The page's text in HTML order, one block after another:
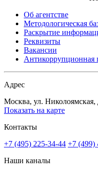
Об агентстве
Методологическая
Раскрытие
Реквизиты
Вакансии
Антикоррупционная
Адрес
Москва, ул. Николоямская,
Показать на карте
Контакты
+7 (495) 225-34-44 +7 (499)
Наши каналы